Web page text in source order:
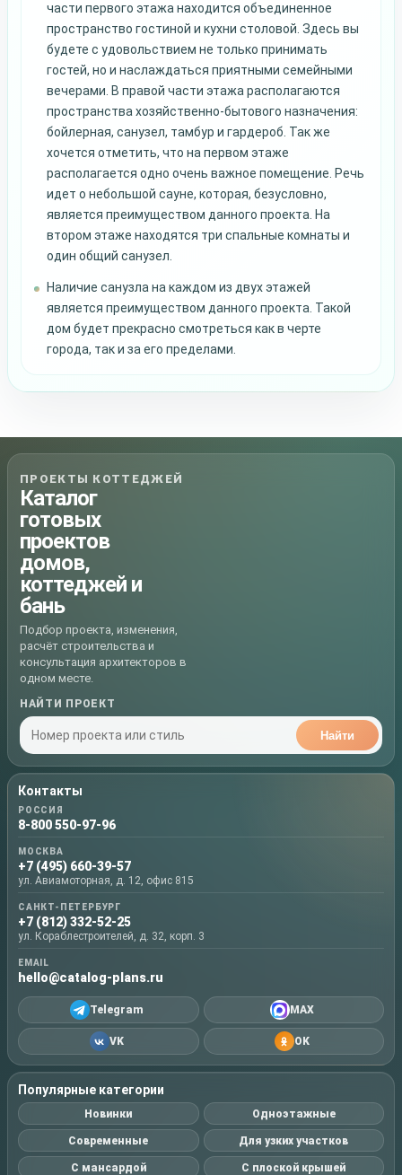
части первого этажа находится объединенное
пространство гостиной и кухни столовой. Здесь вы
будете с удовольствием не только принимать
гостей, но и наслаждаться приятными семейными
вечерами. В правой части этажа располагаются
пространства хозяйственно-бытового назначения:
бойлерная, санузел, тамбур и гардероб. Так же
хочется отметить, что на первом этаже
располагается одно очень важное помещение. Речь
идет о небольшой сауне, которая, безусловно,
является преимуществом данного проекта. На
втором этаже находятся три спальные комнаты и
один общий санузел.
Наличие санузла на каждом из двух этажей
является преимуществом данного проекта. Такой
дом будет прекрасно смотреться как в черте
города, так и за его пределами.
ПРОЕКТЫ КОТТЕДЖЕЙ
Каталог
готовых
проектов
домов,
коттеджей и
бань
Подбор проекта, изменения,
расчёт строительства и
консультация архитекторов в
одном месте.
НАЙТИ ПРОЕКТ
Найти
Контакты
РОССИЯ
8-800 550-97-96
МОСКВА
+7 (495) 660-39-57
ул. Авиамоторная, д. 12, офис 815
САНКТ-ПЕТЕРБУРГ
+7 (812) 332-52-25
ул. Кораблестроителей, д. 32, корп. 3
EMAIL
hello@catalog-plans.ru
Telegram MAX
VK OK
Популярные категории
Новинки Одноэтажные
Современные Для узких участков
С мансардой С плоской крышей